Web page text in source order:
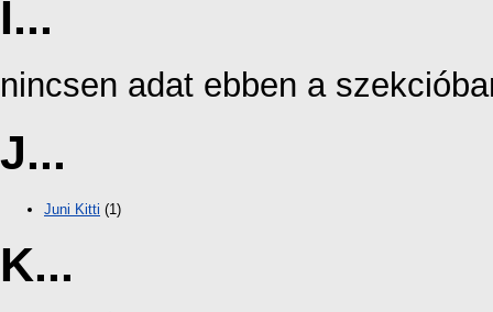
I...
nincsen adat ebben a
J...
Juni Kitti (1)
K...